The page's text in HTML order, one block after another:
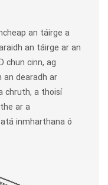
an táirge a
an táirge ar an
chun cinn, ag
an dearadh ar
chruth, a thoisí
ar a
inmharthana ó